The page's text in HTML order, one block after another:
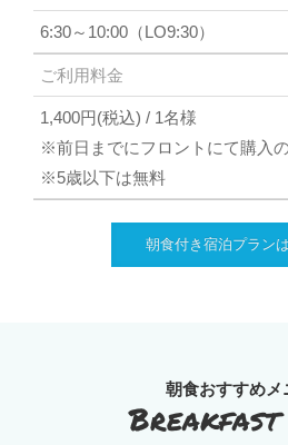
6:30～10:00（LO9:30）
ご利用料金
1,400円(税込) / 1名様
※前日までにフロントにて購入
※5歳以下は無料
朝食付き宿泊プラン
朝食おすすめメ
Breakfast